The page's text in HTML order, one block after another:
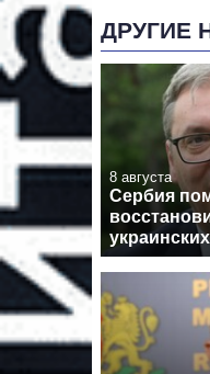
ДРУГИЕ
8 августа
Сербия